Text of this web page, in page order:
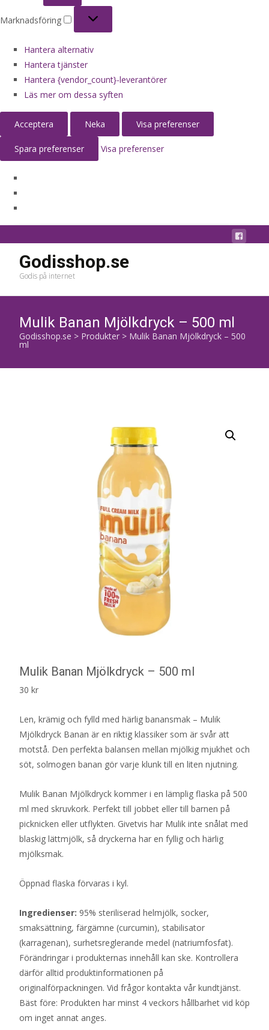
Marknadsföring
Hantera alternativ
Hantera tjänster
Hantera {vendor_count}-leverantörer
Läs mer om dessa syften
Acceptera Neka Visa preferenser
Spara preferenser Visa preferenser
Godisshop.se
Godis på internet
Mulik Banan Mjölkdryck – 500 ml
Godisshop.se > Produkter > Mulik Banan Mjölkdryck – 500
ml
Mulik Banan Mjölkdryck – 500 ml
30 kr
Len, krämig och fylld med härlig banansmak – Mulik
Mjölkdryck Banan är en riktig klassiker som är svår att
motstå. Den perfekta balansen mellan mjölkig mjukhet och
söt, solmogen banan gör varje klunk till en liten njutning.
Mulik Banan Mjölkdryck kommer i en lämplig flaska på 500
ml med skruvkork. Perfekt till jobbet eller till barnen på
picknicken eller utflykten. Givetvis har Mulik inte snålat med
blaskig lättmjölk, så dryckerna har en fyllig och härlig
mjölksmak.
Öppnad flaska förvaras i kyl.
Ingredienser: 95% steriliserad helmjölk, socker,
smaksättning, färgämne (curcumin), stabilisator
(karragenan), surhetsreglerande medel (natriumfosfat).
Förändringar i produkternas innehåll kan ske. Kontrollera
därför alltid produktinformationen på
originalförpackningen. Vid frågor kontakta vår kundtjänst.
Bäst före: Produkten har minst 4 veckors hållbarhet vid köp
om inget annat anges.